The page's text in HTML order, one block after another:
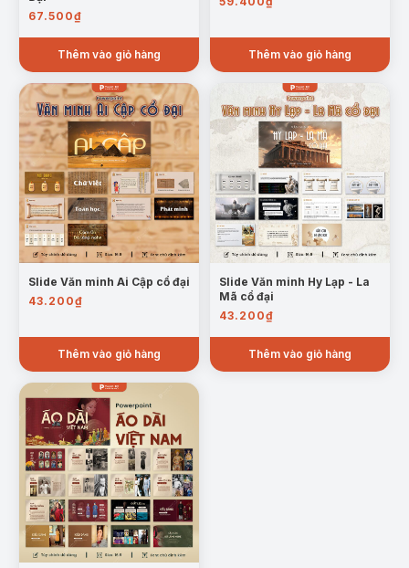
mang đến thiết kế ấn tượng, nội dung khoa
học và dễ chỉnh sửa. Đây là lựa chọn phù hợp để
xây dựng bài giảng lịch sử chuyên nghiệp, giúp
nâng cao hiệu quả giảng dạy, học tập và thuyết
trình.
(*) Tất cả các sản phẩm của Tuyệt kỹ Powerpoint đều được
tối ưu để người dùng dễ dàng chỉnh sửa (hình ảnh, chữ, màu
sắc,…) phù hợp với nhu cầu sử dụng.
67.500₫
Thêm vào giỏ hàng Thêm vào giỏ hàng
Slide Văn minh Ai Cập cổ đại
43.200₫
Thêm vào giỏ hàng
Slide Văn minh Hy Lạp - La
Mã cổ đại
43.200₫
Thêm vào giỏ hàng